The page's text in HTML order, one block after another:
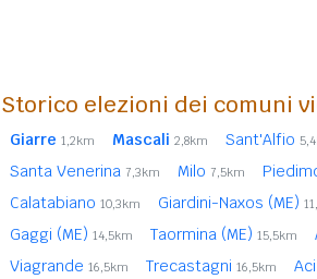
Storico elezioni dei comuni
Giarre 1,2km Mascali 2,8km Sant'Alfio
Santa Venerina 7,3km Milo 7,5km
Calatabiano 10,3km Giardini-Naxos (ME)
Gaggi (ME) 14,5km Taormina (ME) 15,5km
Viagrande 16,5km Trecastagni 16,5km